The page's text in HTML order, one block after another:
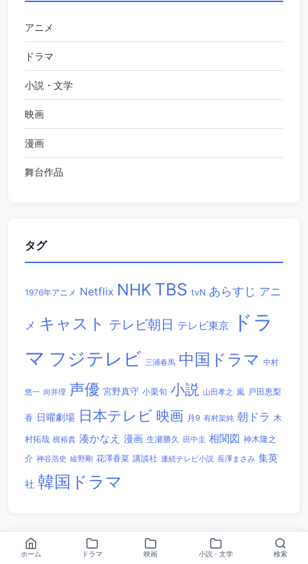
アニメ
ドラマ
小説・文学
映画
漫画
舞台作品
タグ
1976年アニメ Netflix NHK TBS tvN あらすじ アニ
メ キャスト テレビ朝日 テレビ東京
ドラ
マ フジテレビ 三浦春馬 中国ドラマ 中村
悠一 向井理 声優 宮野真守 小栗旬 小説 山田孝之 嵐 戸田恵梨
香 日曜劇場 日本テレビ 映画 月9 有村架純 朝ドラ 木
村拓哉 梶裕貴 湊かなえ 漫画 生瀬勝久 田中圭 相関図 神木隆之
介 神谷浩史 綾野剛 花澤香菜 講談社 連続テレビ小説 長澤まさみ 集英
社 韓国ドラマ
最近見た記事
ホーム ドラマ 映画 小説・文学 検索